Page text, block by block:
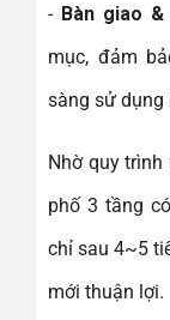
- Bàn giao
mục, đảm
sàng sử dụng
Nhờ quy trình
phố 3 tầng
chỉ sau 4~5
mới thuận lợi.